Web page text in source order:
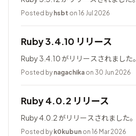
Posted by hsbt on 16 Jul 2026
Ruby 3.4.10 リリース
Ruby 3.4.10 がリリースされました。
Posted by nagachika on 30 Jun 2026
Ruby 4.0.2 リリース
Ruby 4.0.2 がリリースされました。
Posted by k0kubun on 16 Mar 2026